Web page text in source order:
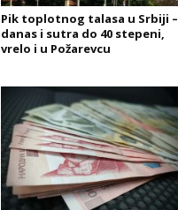
Pik toplotnog talasa u Srbiji –
danas i sutra do 40 stepeni,
vrelo i u Požarevcu